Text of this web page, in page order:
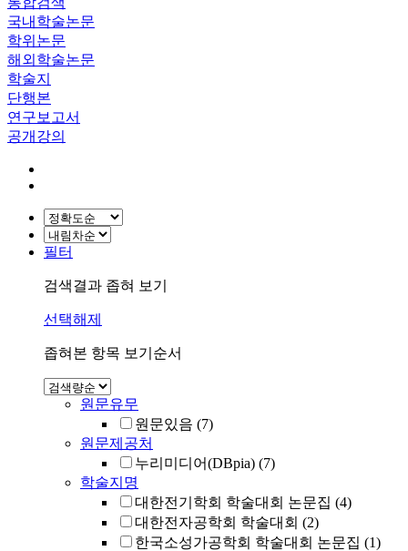
국내학술논문
학위논문
해외학술논문
학술지
단행본
연구보고서
공개강의
필터
검색결과 좁혀 보기
선택해제
좁혀본 항목 보기순서
원문유무
원문있음 (7)
원문제공처
누리미디어(DBpia) (7)
학술지명
대한전기학회 학술대회 논문집 (4)
대한전자공학회 학술대회 (2)
한국소성가공학회 학술대회 논문집 (1)